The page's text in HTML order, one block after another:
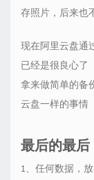
存照片，后来也
现在阿里云盘通
已经是很良心了
拿来做简单的备
云盘一样的事情
最后的最后
1、任何数据，